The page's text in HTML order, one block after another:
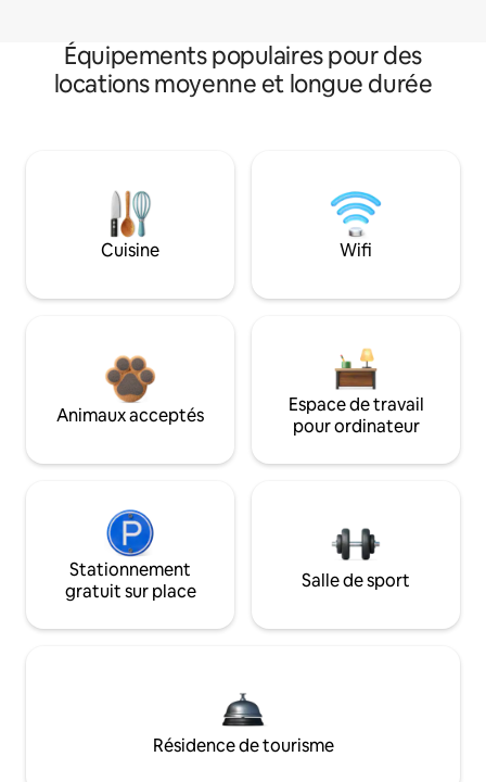
Équipements populaires pour des
locations moyenne et longue durée
Cuisine Wifi
Animaux acceptés
Espace de travail
pour ordinateur
Stationnement
gratuit sur place
Salle de sport
Résidence de tourisme